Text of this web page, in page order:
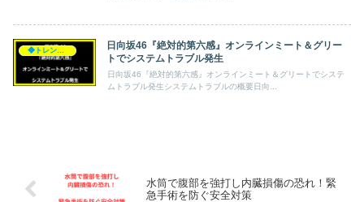
日向坂46『絶対的第六感』オンラインミート＆グリー
トでシステムトラブル発生
日向坂46『絶対的第六感』オンラインミート＆グリートでシステ
ムトラブル発生システムトラブルの概要日向...
水筒で腹部を強打し内臓損傷の恐れ！緊
急手術を防ぐ安全対策